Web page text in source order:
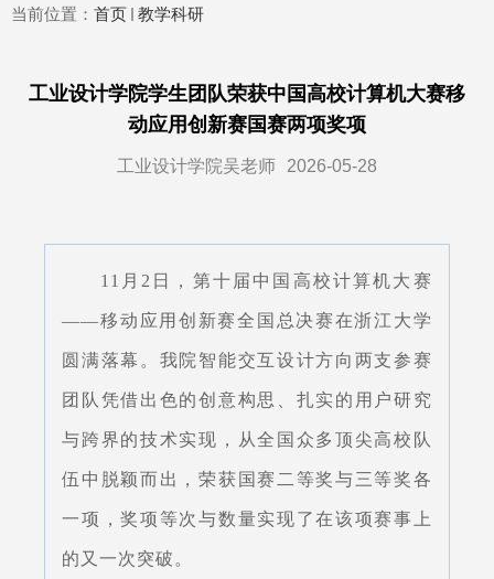
当前位置： 首页 教学科研
工业设计学院学生团队荣获中国高校计算机大赛移
动应用创新赛国赛两项奖项
工业设计学院吴老师 2026-05-28
11月2日，第十届中国高校计算机大赛
——移动应用创新赛全国总决赛在浙江大学
圆满落幕。我院智能交互设计方向两支参赛
团队凭借出色的创意构思、扎实的用户研究
与跨界的技术实现，从全国众多顶尖高校队
伍中脱颖而出，荣获国赛二等奖与三等奖各
一项，奖项等次与数量实现了在该项赛事上
的又一次突破。